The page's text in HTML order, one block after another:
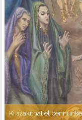
Ki szakíthat el